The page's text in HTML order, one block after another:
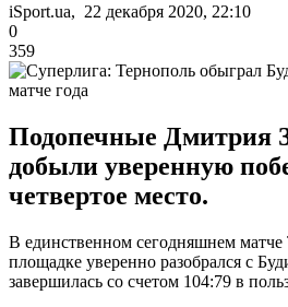
iSport.ua, 22 декабря 2020, 22:10
0
359
Подопечные Дмитрия
добыли уверенную
четвертое место.
В единственном сегодняшнем матче
площадке уверенно разобрался с
завершилась со счетом 104:79 в